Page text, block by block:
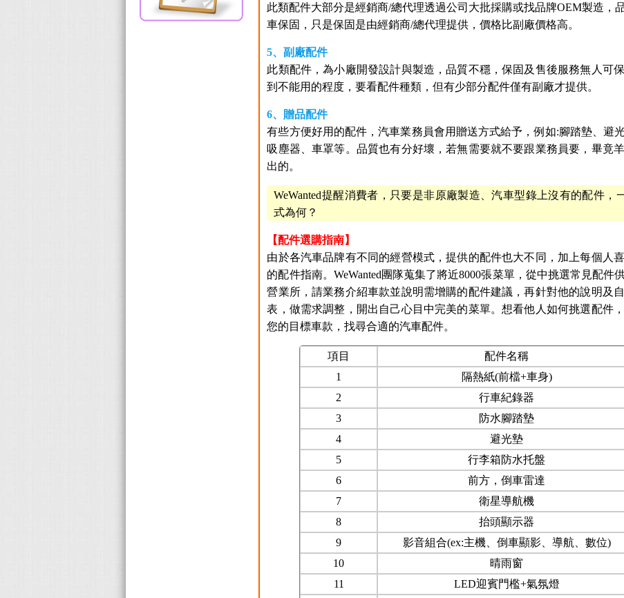
此類配件大部分是經銷商/總代理透過公司大批採購或找品牌OEM製造，
車保固，只是保固是由經銷商/總代理提供，價格比副廠價格高。
5、副廠配件
此類配件，為小廠開發設計與製造，品質不穩，保固及售後服務無人可
到不能用的程度，要看配件種類，但有少部分配件僅有副廠才提供。
6、贈品配件
有些方便好用的配件，汽車業務員會用贈送方式給予，例如:腳踏墊、避
吸塵器、車罩等。品質也有分好壞，若無需要就不要跟業務員要，畢竟
出的。
WeWanted提醒消費者，只要是非原廠製造、汽車型錄上沒有的配件，
式為何？
【配件選購指南】
由於各汽車品牌有不同的經營模式，提供的配件也大不同，加上每個人
的配件指南。WeWanted團隊蒐集了將近8000張菜單，從中挑選常見配件
營業所，請業務介紹車款並說明需增購的配件建議，再針對他的說明及
表，做需求調整，開出自己心目中完美的菜單。想看他人如何挑選配件
您的目標車款，找尋合適的汽車配件。
項目 配件名稱
1
隔熱紙(前檔+車身)
2
行車紀錄器
3
防水腳踏墊
4
避光墊
5
行李箱防水托盤
6
前方，倒車雷達
7
衛星導航機
8
抬頭顯示器
9
影音組合(ex:主機、倒車顯影、導航、數位)
10
晴雨窗
11
LED迎賓門檻+氣氛燈